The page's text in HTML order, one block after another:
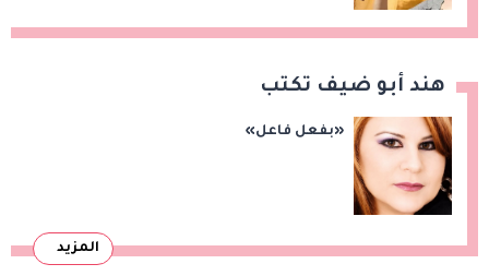
هند أبو ضيف تكتب
«بفعل فاعل»
المزيد